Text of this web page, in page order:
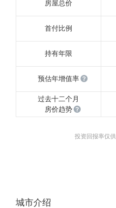
房屋总价
首付比例
持有年限
预估年增值率
过去十二个月
房价趋势
投资回报率仅
城市介绍